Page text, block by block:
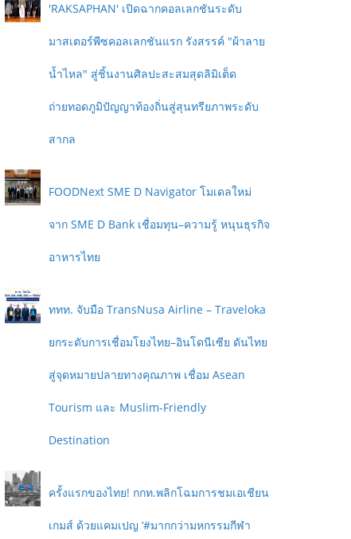
'RAKSAPHAN' เปิดฉากคอลเลกชันระดับ
มาสเตอร์พีซคอลเลกชันแรก รังสรรค์ "ผ้าลาย
น้ำไหล" สู่ชิ้นงานศิลปะสะสมสุดลิมิเต็ด
ถ่ายทอดภูมิปัญญาท้องถิ่นสู่สุนทรียภาพระดับ
สากล
FOODNext SME D Navigator โมเดลใหม่
จาก SME D Bank เชื่อมทุน–ความรู้ หนุนธุรกิจ
อาหารไทย
ททท. จับมือ TransNusa Airline – Traveloka
ยกระดับการเชื่อมโยงไทย–อินโดนีเซีย ดันไทย
สู่จุดหมายปลายทางคุณภาพ เชื่อม Asean
Tourism และ Muslim-Friendly
Destination
ครั้งแรกของไทย! กกท.พลิกโฉมการชมเอเชียน
เกมส์ ด้วยแคมเปญ ‘#มากกว่ามหกรรมกีฬา